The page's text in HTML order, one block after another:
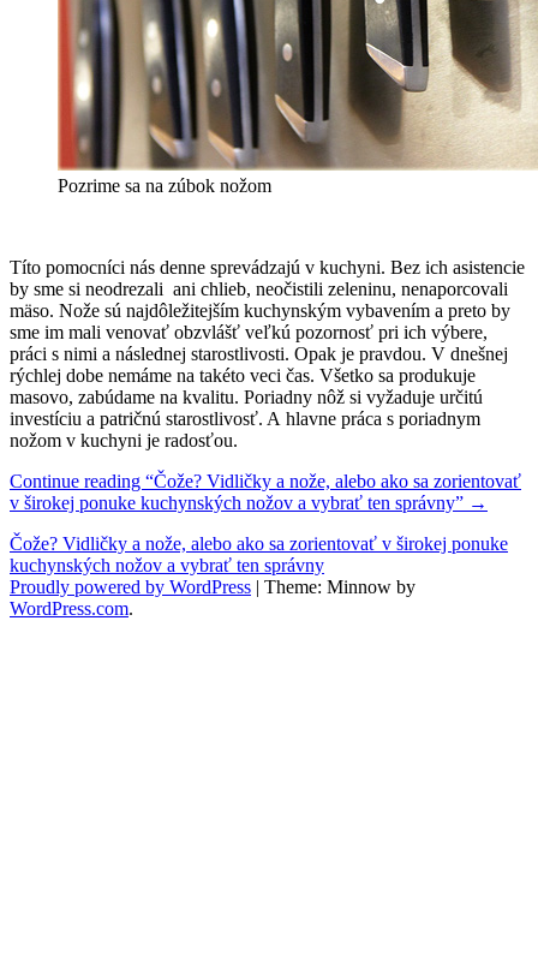
Pozrime sa na zúbok nožom
Títo pomocníci nás denne sprevádzajú v kuchyni. Bez ich asistencie
by sme si neodrezali ani chlieb, neočistili zeleninu, nenaporcovali
mäso. Nože sú najdôležitejším kuchynským vybavením a preto by
sme im mali venovať obzvlášť veľkú pozornosť pri ich výbere,
práci s nimi a následnej starostlivosti. Opak je pravdou. V dnešnej
rýchlej dobe nemáme na takéto veci čas. Všetko sa produkuje
masovo, zabúdame na kvalitu. Poriadny nôž si vyžaduje určitú
investíciu a patričnú starostlivosť. A hlavne práca s poriadnym
nožom v kuchyni je radosťou.
Continue reading “Čože? Vidličky a nože, alebo ako sa zorientovať
v širokej ponuke kuchynských nožov a vybrať ten správny” →
Čože? Vidličky a nože, alebo ako sa zorientovať v širokej ponuke
kuchynských nožov a vybrať ten správny
Proudly powered by WordPress | Theme: Minnow by
WordPress.com.